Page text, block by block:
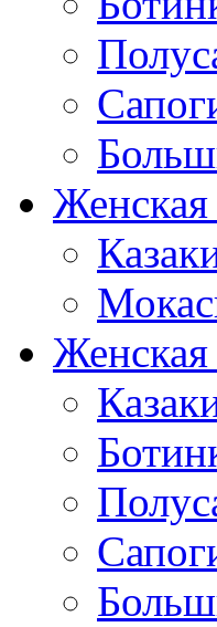
Женская
Женская